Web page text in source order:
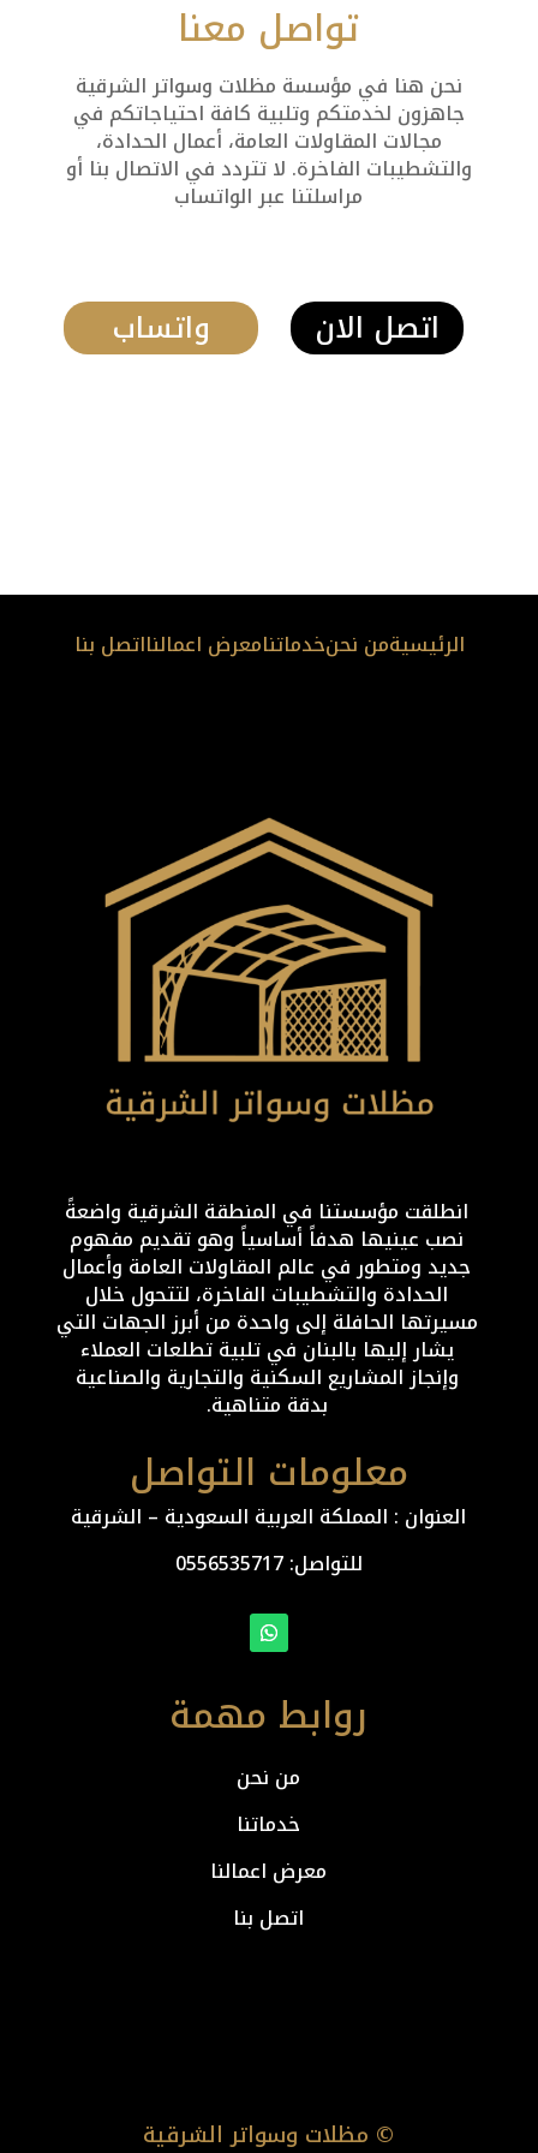
تواصل معنا
نحن هنا في مؤسسة مظلات وسواتر الشرقية
جاهزون لخدمتكم وتلبية كافة احتياجاتكم في
مجالات المقاولات العامة، أعمال الحدادة،
والتشطيبات الفاخرة. لا تتردد في الاتصال بنا أو
مراسلتنا عبر الواتساب
واتساب اتصل الان
الرئيسيةمن نحنخدماتنامعرض اعمالنااتصل بنا
انطلقت مؤسستنا في المنطقة الشرقية واضعةً
نصب عينيها هدفاً أساسياً وهو تقديم مفهوم
جديد ومتطور في عالم المقاولات العامة وأعمال
الحدادة والتشطيبات الفاخرة، لتتحول خلال
مسيرتها الحافلة إلى واحدة من أبرز الجهات التي
يشار إليها بالبنان في تلبية تطلعات العملاء
وإنجاز المشاريع السكنية والتجارية والصناعية
بدقة متناهية.
معلومات التواصل
العنوان : المملكة العربية السعودية – الشرقية
للتواصل: ⁦0556535717
روابط مهمة
من نحن
خدماتنا
معرض اعمالنا
اتصل بنا
© مظلات وسواتر الشرقية